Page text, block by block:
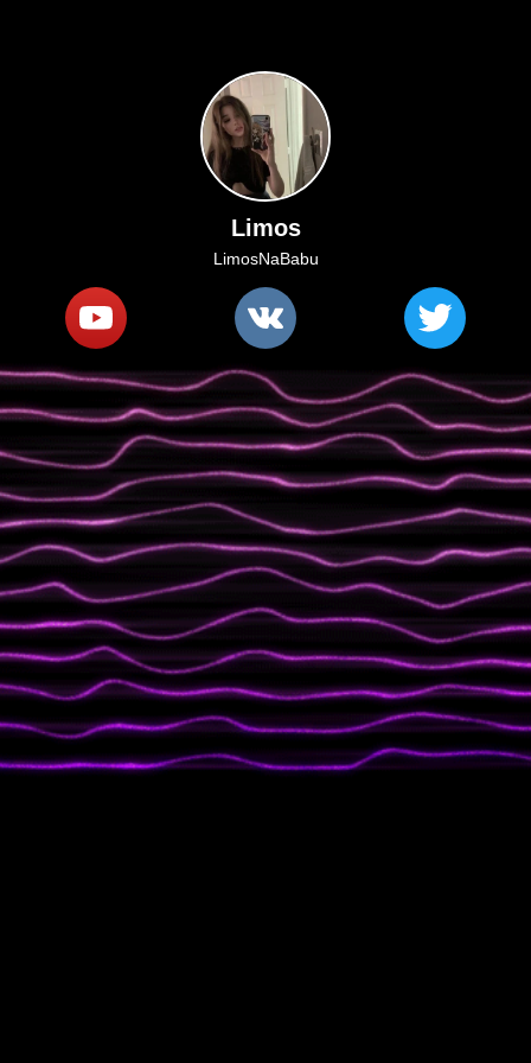
Limos
LimosNaBabu